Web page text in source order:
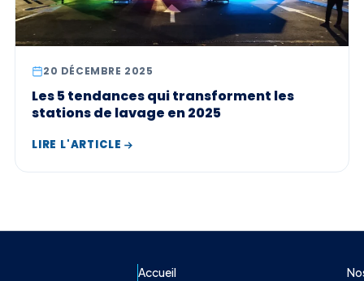
20 DÉCEMBRE 2025
Les 5 tendances qui transforment les
stations de lavage en 2025
LIRE L'ARTICLE
Accueil